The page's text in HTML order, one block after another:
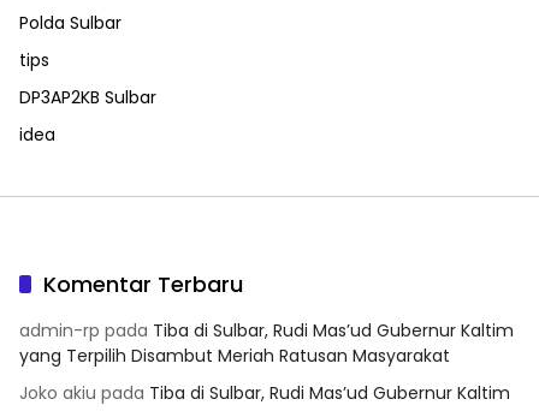
Polda Sulbar
tips
DP3AP2KB Sulbar
idea
Komentar Terbaru
admin-rp pada Tiba di Sulbar, Rudi Mas’ud Gubernur Kaltim
yang Terpilih Disambut Meriah Ratusan Masyarakat
Joko akiu pada Tiba di Sulbar, Rudi Mas’ud Gubernur Kaltim